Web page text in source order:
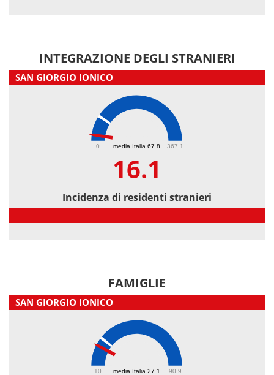
INTEGRAZIONE DEGLI STRANIERI
SAN GIORGIO IONICO
media Italia 67.8
0 367.1
16.1
Incidenza di residenti stranieri
FAMIGLIE
SAN GIORGIO IONICO
media Italia 27.1
10 90.9